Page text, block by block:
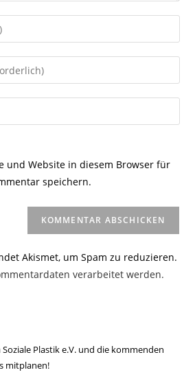
und Website in diesem Browser für
speichern.
Akismet, um Spam zu reduzieren.
verarbeitet werden.
Plastik e.V. und die kommenden
mitplanen!